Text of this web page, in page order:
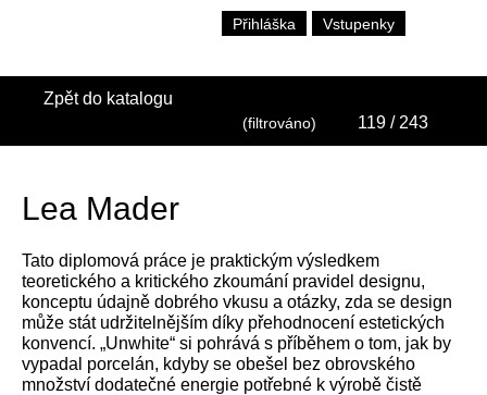
Přihláška Vstupenky
Zpět do katalogu
(filtrováno) 119 / 243
Lea Mader
Tato diplomová práce je praktickým výsledkem
teoretického a kritického zkoumání pravidel designu,
konceptu údajně dobrého vkusu a otázky, zda se design
může stát udržitelnějším díky přehodnocení estetických
konvencí. „Unwhite“ si pohrává s příběhem o tom, jak by
vypadal porcelán, kdyby se obešel bez obrovského
množství dodatečné energie potřebné k výrobě čistě